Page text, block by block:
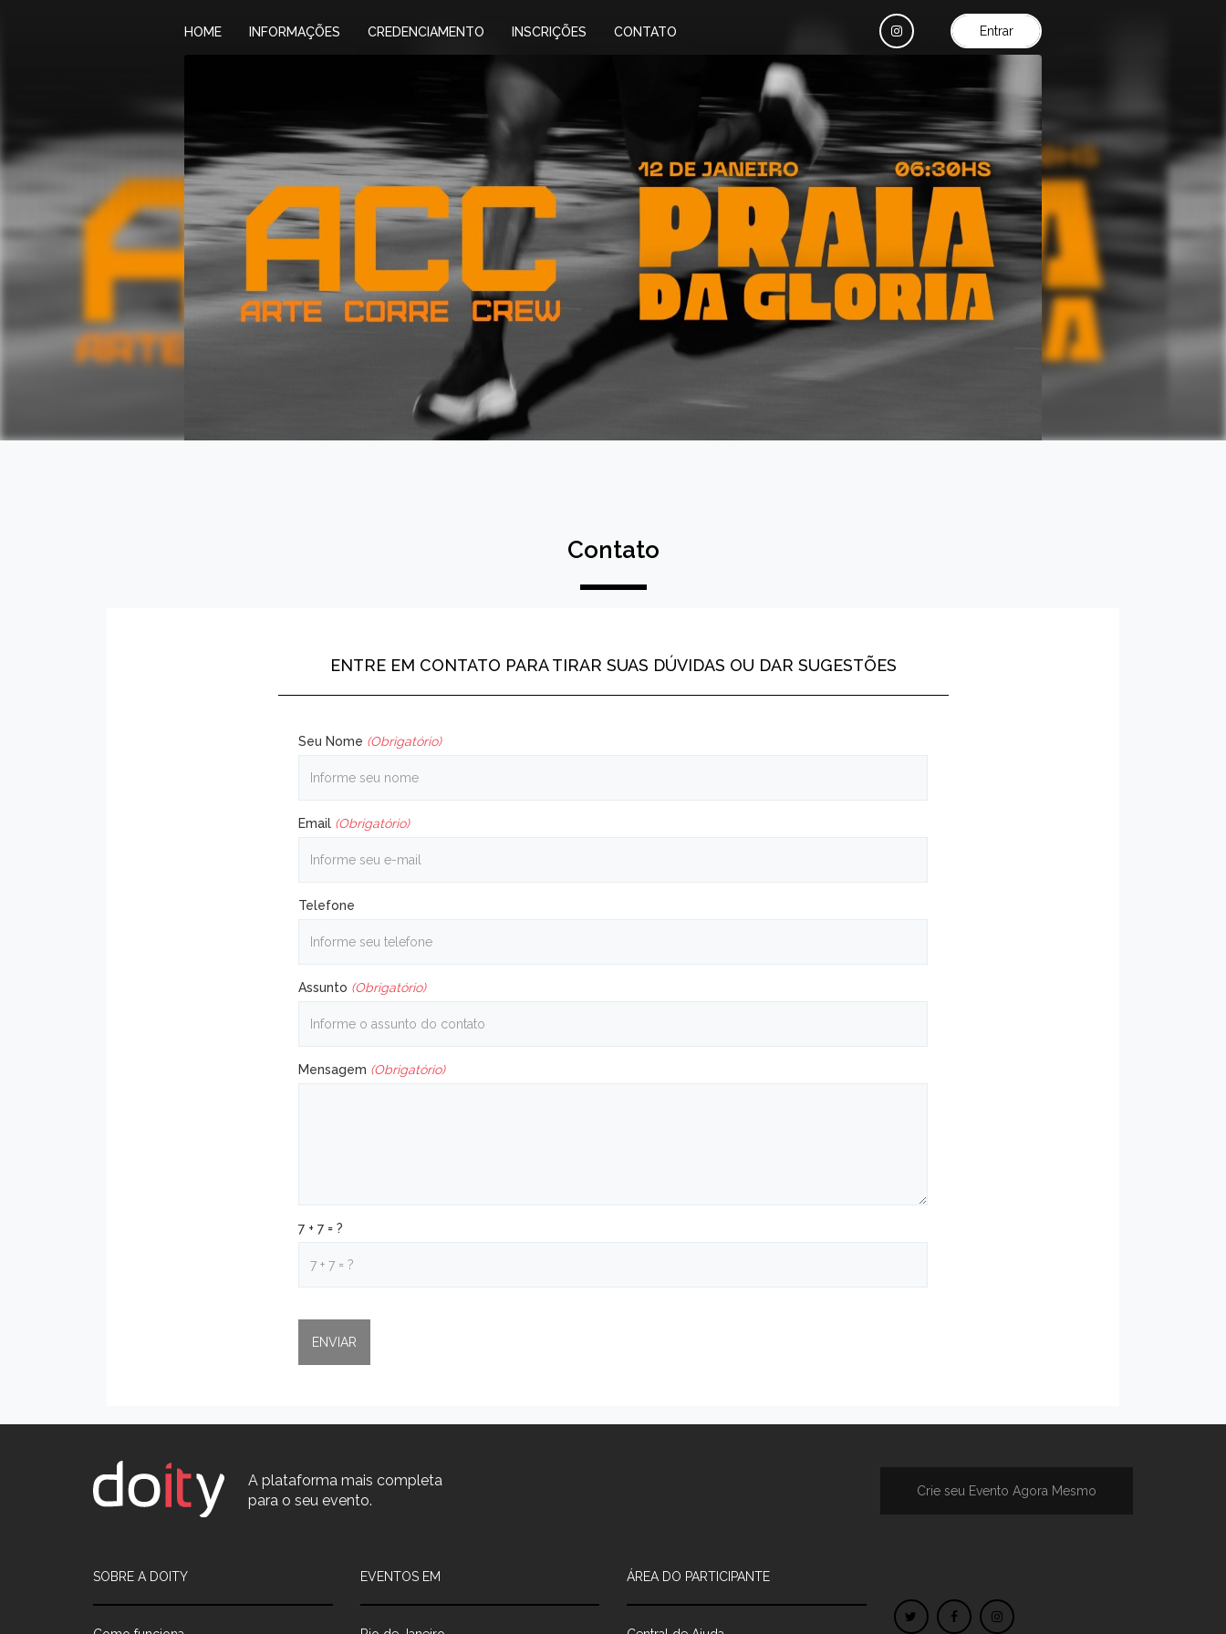
HOME INFORMAÇÕES CREDENCIAMENTO INSCRIÇÕES CONTATO Entrar
Contato
ENTRE EM CONTATO PARA TIRAR SUAS DÚVIDAS OU DAR SUGESTÕES
Seu Nome (Obrigatório)
Email (Obrigatório)
Telefone
Assunto (Obrigatório)
Mensagem (Obrigatório)
7 + 7 = ?
A plataforma mais completa
para o seu evento.
Crie seu Evento Agora Mesmo
SOBRE A DOITY EVENTOS EM ÁREA DO PARTICIPANTE